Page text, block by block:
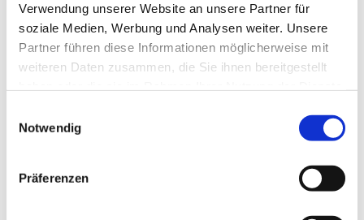
Verwendung unserer Website an unsere Partner für
soziale Medien, Werbung und Analysen weiter. Unsere
Partner führen diese Informationen möglicherweise mit
weiteren Daten zusammen, die Sie ihnen bereitgestellt
Notwendig
Präferenzen
Dies könnte Sie auch